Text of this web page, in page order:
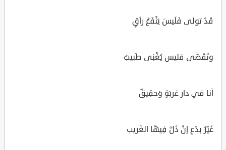
قَدْ تولى فَلَيسَ يَنْفَعُ راَقٍ
وتَقَضَّى فليس يُغْنِى طَبيبُ
أنا في دار غربَةٍ وَحقِيقٌ
غَيْرُ بدْع إنْ ذَلَّ فِيهَا الغَريب